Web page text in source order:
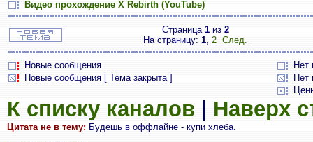
Видео прохождение X Rebirth (YouTube)
Страница 1из 2
На страницу: 1, 2 След.
Новые сообщения
Нет
Новые сообщения [ Тема закрыта ]
Нет
К списку каналов Наверх
Цитата не в тему: Бyдешь в оффлайне - кyпи хлеба.